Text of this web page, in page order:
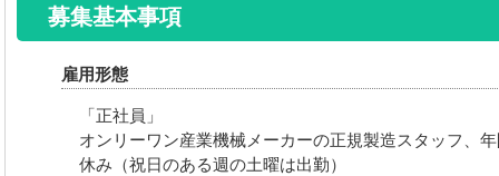
募集基本事項
雇用形態
「正社員」
オンリーワン産業機械メーカーの正規製造スタッフ、
休み（祝日のある週の土曜は出勤）